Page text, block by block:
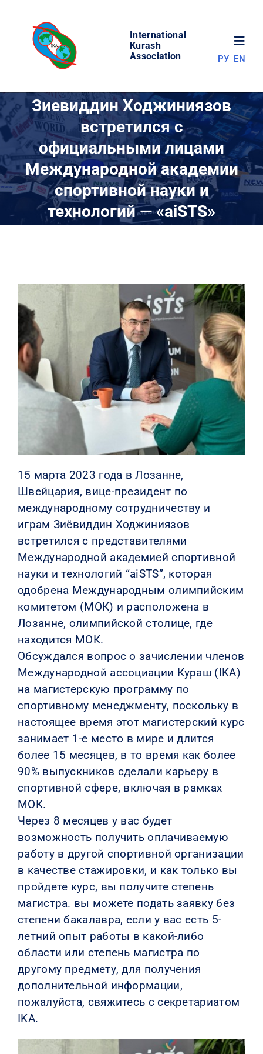
content
International
Kurash
Association
МИР КУРАША
ОБ АССОЦИАЦИИ
СОРЕВНОВАНИЯ
КОНТАКТЫ
РУ EN
Зиевиддин Ходжиниязов
встретился с
официальными лицами
Международной академии
спортивной науки и
технологий — «aiSTS»
15 марта 2023 года в Лозанне,
Швейцария, вице-президент по
международному сотрудничеству и
играм Зиёвиддин Ходжиниязов
встретился с представителями
Международной академией спортивной
науки и технологий “aiSTS”, которая
одобрена Международным олимпийским
комитетом (МОК) и расположена в
Лозанне, олимпийской столице, где
находится МОК.
Обсуждался вопрос о зачислении членов
Международной ассоциации Кураш (IKA)
на магистерскую программу по
спортивному менеджменту, поскольку в
настоящее время этот магистерский курс
занимает 1-е место в мире и длится
более 15 месяцев, в то время как более
90% выпускников сделали карьеру в
спортивной сфере, включая в рамках
МОК.
Через 8 месяцев у вас будет
возможность получить оплачиваемую
работу в другой спортивной организации
в качестве стажировки, и как только вы
пройдете курс, вы получите степень
магистра. вы можете подать заявку без
степени бакалавра, если у вас есть 5-
летний опыт работы в какой-либо
области или степень магистра по
другому предмету, для получения
дополнительной информации,
пожалуйста, свяжитесь с секретариатом
IKA.